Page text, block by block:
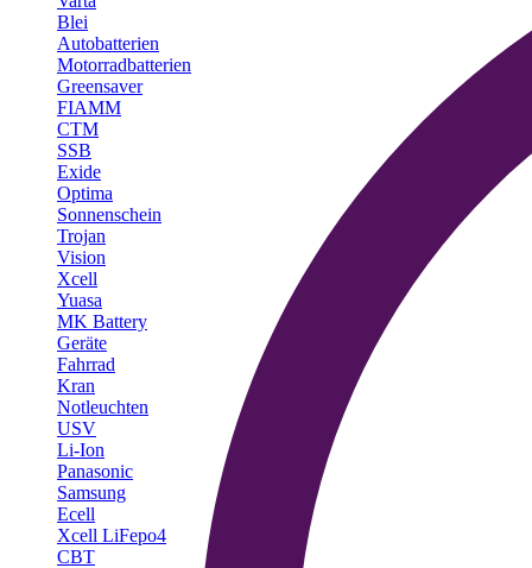
Blei
Autobatterien
Motorradbatterien
Greensaver
FIAMM
CTM
SSB
Exide
Optima
Sonnenschein
Trojan
Vision
Xcell
Yuasa
MK Battery
Geräte
Fahrrad
Kran
Notleuchten
USV
Li-Ion
Panasonic
Samsung
Ecell
Xcell LiFepo4
CBT